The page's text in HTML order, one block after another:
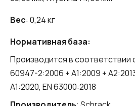
Вес: 0,24 кг
Нормативная база:
Производится в соответствии
60947-2:2006 + A1:2009 +
A1:2020, EN 63000:2018